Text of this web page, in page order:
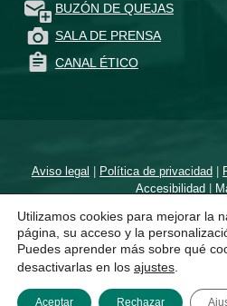
BUZÓN DE QUEJAS
SALA DE PRENSA
CANAL ÉTICO
Aviso legal Política de privacidad
Accesibilidad
Diseñado por un
Utilizamos cookies para mejorar la
página, su acceso y la
Puedes aprender más sobre qué
desactivarlas en los ajustes
Aceptar Rechazar